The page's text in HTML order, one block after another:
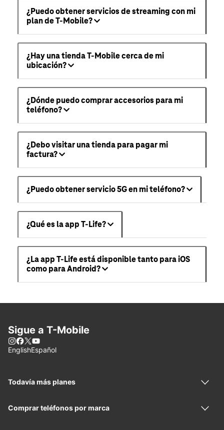
¿Puedo obtener servicios de streaming con mi
plan de T-Mobile?
¿Hay una tienda T-Mobile cerca de mi
ubicación?
¿Dónde puedo comprar accesorios para mi
teléfono?
¿Debo visitar una tienda para pagar mi
factura?
¿Puedo obtener servicio 5G en mi teléfono?
¿Qué es la app T-Life?
¿La app T-Life está disponible tanto para iOS
como para Android?